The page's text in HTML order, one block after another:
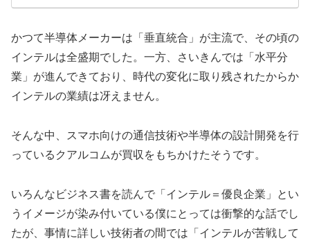
かつて半導体メーカーは「垂直統合」が主流で、その頃の
インテルは全盛期でした。一方、さいきんでは「水平分
業」が進んできており、時代の変化に取り残されたからか
インテルの業績は冴えません。
そんな中、スマホ向けの通信技術や半導体の設計開発を行
っているクアルコムが買収をもちかけたそうです。
いろんなビジネス書を読んで「インテル＝優良企業」とい
うイメージが染み付いている僕にとっては衝撃的な話でし
たが、事情に詳しい技術者の間では「インテルが苦戦して